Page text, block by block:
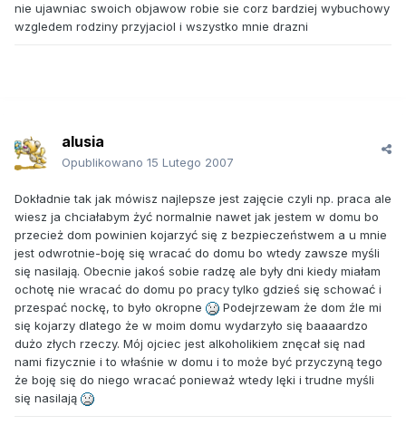
nie ujawniac swoich objawow robie sie corz bardziej wybuchowy
wzgledem rodziny przyjaciol i wszystko mnie drazni
alusia
Opublikowano 15 Lutego 2007
Dokładnie tak jak mówisz najlepsze jest zajęcie czyli np. praca ale
wiesz ja chciałabym żyć normalnie nawet jak jestem w domu bo
przecież dom powinien kojarzyć się z bezpieczeństwem a u mnie
jest odwrotnie-boję się wracać do domu bo wtedy zawsze myśli
się nasilają. Obecnie jakoś sobie radzę ale były dni kiedy miałam
ochotę nie wracać do domu po pracy tylko gdzieś się schować i
przespać nockę, to było okropne
Podejrzewam że dom źle mi
się kojarzy dlatego że w moim domu wydarzyło się baaaardzo
dużo złych rzeczy. Mój ojciec jest alkoholikiem znęcał się nad
nami fizycznie i to właśnie w domu i to może być przyczyną tego
że boję się do niego wracać ponieważ wtedy lęki i trudne myśli
się nasilają